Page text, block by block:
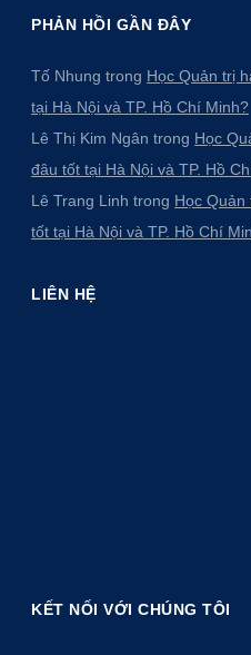
PHẢN HỒI GẦN ĐÂY
Tố Nhung trong Học Quản trị
tại Hà Nội và TP. Hồ Chí Minh?
Lê Thị Kim Ngân trong Học
đâu tốt tại Hà Nội và TP. Hồ
Lê Trang Linh trong Học
tốt tại Hà Nội và TP. Hồ Chí
LIÊN HỆ
KẾT NỐI VỚI CHÚNG TÔI